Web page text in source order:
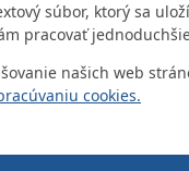
súbor, ktorý sa
pracovať
našich web
cookies.
stránku